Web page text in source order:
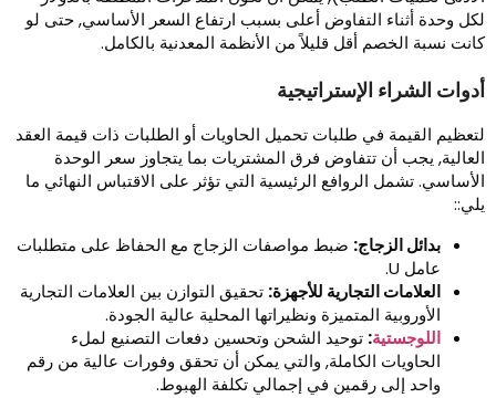
وحدة أثناء التفاوض أعلى بسبب ارتفاع السعر الأساسي, حتى لو
نسبة الخصم أقل قليلاً من الأنظمة المعدنية بالكامل.
الشراء الإستراتيجية
القيمة في طلبات تحميل الحاويات أو الطلبات ذات قيمة العقد
يجب أن تتفاوض فرق المشتريات بما يتجاوز سعر الوحدة
تشمل الروافع الرئيسية التي تؤثر على الاقتباس النهائي ما
بدائل الزجاج:ضبط مواصفات الزجاج مع الحفاظ على متطلبات
عامل U.
العلامات التجارية للأجهزة:تحقيق التوازن بين العلامات التجارية
الأوروبية المتميزة ونظيراتها المحلية عالية الجودة.
اللوجستية:توحيد الشحن وتحسين دفعات التصنيع لملء
الحاويات الكاملة, والتي يمكن أن تحقق وفورات عالية من رقم
واحد إلى رقمين في إجمالي تكلفة الهبوط.